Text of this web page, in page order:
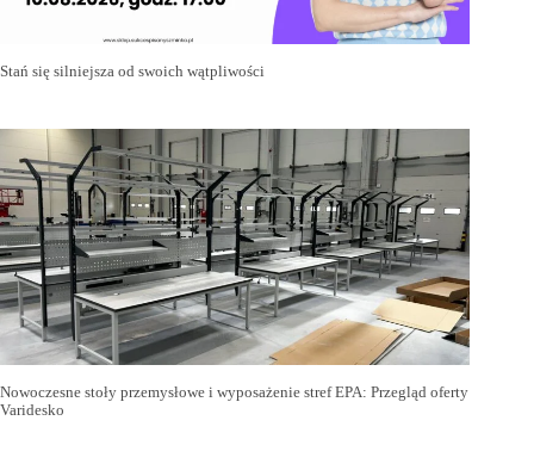
Stań się silniejsza od swoich wątpliwości
Nowoczesne stoły przemysłowe i wyposażenie stref EPA: Przegląd oferty
Varidesko